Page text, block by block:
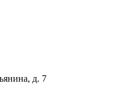
д. 7